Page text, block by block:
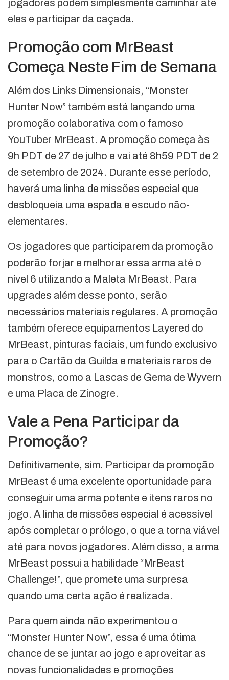
jogadores podem simplesmente caminhar até
eles e participar da caçada.
Promoção com MrBeast
Começa Neste Fim de Semana
Além dos Links Dimensionais, “Monster
Hunter Now” também está lançando uma
promoção colaborativa com o famoso
YouTuber MrBeast. A promoção começa às
9h PDT de 27 de julho e vai até 8h59 PDT de 2
de setembro de 2024. Durante esse período,
haverá uma linha de missões especial que
desbloqueia uma espada e escudo não-
elementares.
Os jogadores que participarem da promoção
poderão forjar e melhorar essa arma até o
nível 6 utilizando a Maleta MrBeast. Para
upgrades além desse ponto, serão
necessários materiais regulares. A promoção
também oferece equipamentos Layered do
MrBeast, pinturas faciais, um fundo exclusivo
para o Cartão da Guilda e materiais raros de
monstros, como a Lascas de Gema de Wyvern
e uma Placa de Zinogre.
Vale a Pena Participar da
Promoção?
Definitivamente, sim. Participar da promoção
MrBeast é uma excelente oportunidade para
conseguir uma arma potente e itens raros no
jogo. A linha de missões especial é acessível
após completar o prólogo, o que a torna viável
até para novos jogadores. Além disso, a arma
MrBeast possui a habilidade “MrBeast
Challenge!”, que promete uma surpresa
quando uma certa ação é realizada.
Para quem ainda não experimentou o
“Monster Hunter Now”, essa é uma ótima
chance de se juntar ao jogo e aproveitar as
novas funcionalidades e promoções